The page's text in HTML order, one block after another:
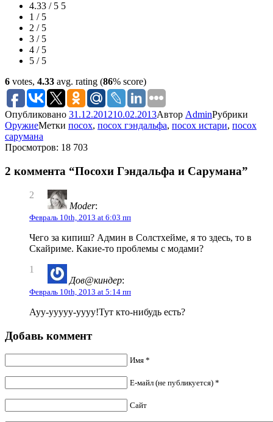
4.33 / 5 5
1 / 5
2 / 5
3 / 5
4 / 5
5 / 5
6 votes, 4.33 avg. rating (86% score)
Опубликовано 31.12.201210.02.2013Автор AdminРубрики
ОружиеМетки посох, посох гэндальфа, посох истари, посох
сарумана
Просмотров: 18 703
2 коммента “Посохи Гэндальфа и Сарумана”
2
Moder:
Февраль 10th, 2013 at 6:03 пп
Чего за кипиш? Админ в Солстхейме, я то здесь, то в
Скайриме. Какие-то проблемы с модами?
1
Дов@киндер:
Февраль 10th, 2013 at 5:14 пп
Ауу-ууууу-уууу!Тут кто-нибудь есть?
Добавь коммент
Имя *
Е-майл (не публикуется) *
Сайт